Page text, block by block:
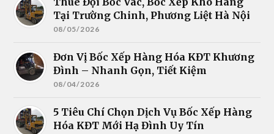
Tại Trường Chinh, Phương Liệt Hà Nội
08/05/2026
Đơn Vị Bốc Xếp Hàng Hóa KĐT Khương
Đình – Nhanh Gọn, Tiết Kiệm
08/04/2026
5 Tiêu Chí Chọn Dịch Vụ Bốc Xếp Hàng
Hóa KĐT Mới Hạ Đình Uy Tín